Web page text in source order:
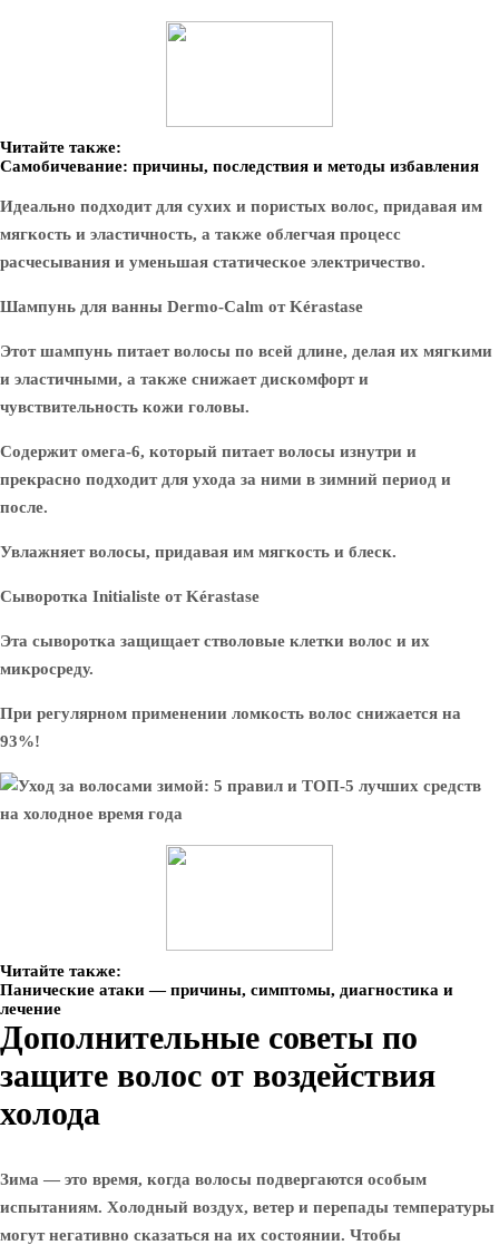
Читайте также:
Самобичевание: причины, последствия и методы избавления
Идеально подходит для сухих и пористых волос, придавая им
мягкость и эластичность, а также облегчая процесс
расчесывания и уменьшая статическое электричество.
Шампунь для ванны Dermo-Calm от Kérastase
Этот шампунь питает волосы по всей длине, делая их мягкими
и эластичными, а также снижает дискомфорт и
чувствительность кожи головы.
Содержит омега-6, который питает волосы изнутри и
прекрасно подходит для ухода за ними в зимний период и
после.
Увлажняет волосы, придавая им мягкость и блеск.
Сыворотка Initialiste от Kérastase
Эта сыворотка защищает стволовые клетки волос и их
микросреду.
При регулярном применении ломкость волос снижается на
93%!
Читайте также:
Панические атаки — причины, симптомы, диагностика и
лечение
Дополнительные советы по
защите волос от воздействия
холода
Зима — это время, когда волосы подвергаются особым
испытаниям. Холодный воздух, ветер и перепады температуры
могут негативно сказаться на их состоянии. Чтобы